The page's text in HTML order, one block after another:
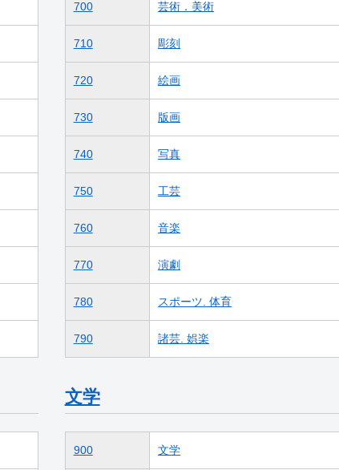
700 芸術．美術
710 彫刻
720 絵画
730 版画
740 写真
750 工芸
760 音楽
770 演劇
780 スポーツ. 体育
790 諸芸. 娯楽
文学
900 文学